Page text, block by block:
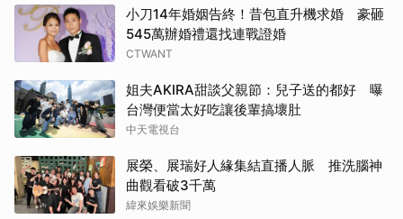
小刀14年婚姻告終！昔包直升機求婚 豪砸
545萬辦婚禮還找連戰證婚
CTWANT
姐夫AKIRA甜談父親節：兒子送的都好 曝
台灣便當太好吃讓後輩搞壞肚
中天電視台
展榮、展瑞好人緣集結直播人脈 推洗腦神
曲觀看破3千萬
緯來娛樂新聞